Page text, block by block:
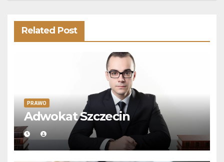
Related Post
PRAWO
Adwokat Szczecin